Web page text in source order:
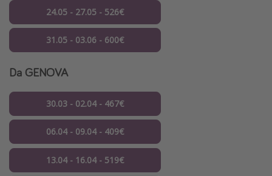
24.05 - 27.05 - 526€
31.05 - 03.06 - 600€
Da GENOVA
30.03 - 02.04 - 467€
06.04 - 09.04 - 409€
13.04 - 16.04 - 519€